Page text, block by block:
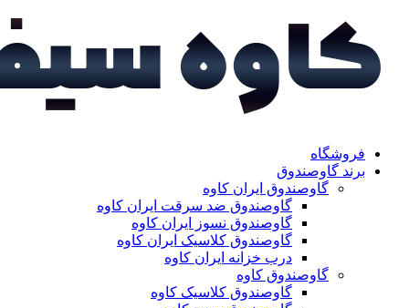
فروشگاه
برند گاوصندوق
گاوصندوق ایران کاوه
گاوصندوق ضد سرقت ایران کاوه
گاوصندوق نسوز ایران کاوه
گاوصندوق کلاسیک ایران کاوه
درب خزانه ایران کاوه
گاوصندوق کاوه
گاوصندوق کلاسیک کاوه